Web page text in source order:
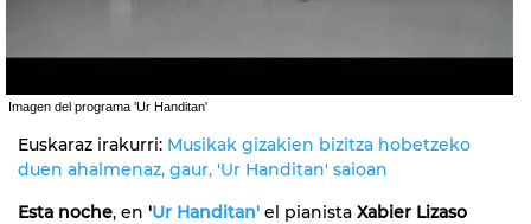
Imagen del programa 'Ur Handitan'
Euskaraz irakurri: Musikak gizakien bizitza hobetzeko
duen ahalmenaz, gaur, 'Ur Handitan' saioan
Esta noche, en 'Ur Handitan' el pianista Xabier Lizaso